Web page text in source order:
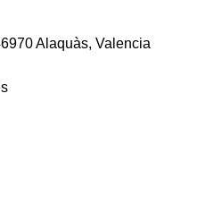
Alaquàs, Valencia